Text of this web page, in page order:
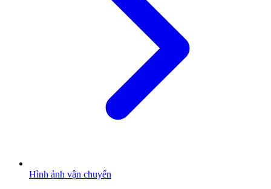
Hình ảnh vận chuyển